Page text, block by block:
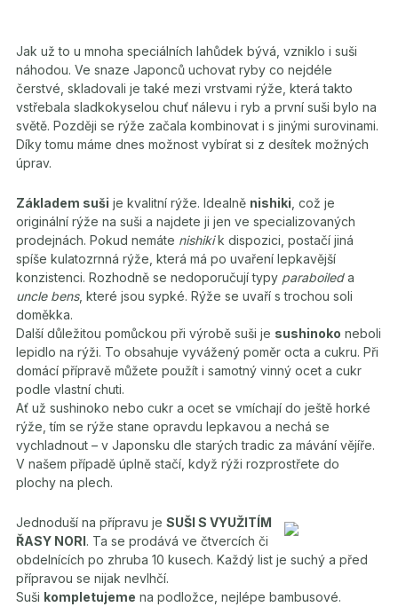
Jak už to u mnoha speciálních lahůdek bývá, vzniklo i suši
náhodou. Ve snaze Japonců uchovat ryby co nejdéle
čerstvé, skladovali je také mezi vrstvami rýže, která takto
vstřebala sladkokyselou chuť nálevu i ryb a první suši bylo na
světě. Později se rýže začala kombinovat i s jinými surovinami.
Díky tomu máme dnes možnost vybírat si z desítek možných
úprav.
Základem suši je kvalitní rýže. Idealně nishiki , což je
originální rýže na suši a najdete ji jen ve specializovaných
prodejnách. Pokud nemáte nishikik dispozici, postačí jiná
spíše kulatozrnná rýže, která má po uvaření lepkavější
konzistenci. Rozhodně se nedoporučují typy paraboileda
uncle bens, které jsou sypké. Rýže se uvaří s trochou soli
doměkka.
Další důležitou pomůckou při výrobě suši je sushinoko neboli
lepidlo na rýži. To obsahuje vyvážený poměr octa a cukru. Při
domácí přípravě můžete použít i samotný vinný ocet a cukr
podle vlastní chuti.
Ať už sushinoko nebo cukr a ocet se vmíchají do ještě horké
rýže, tím se rýže stane opravdu lepkavou a nechá se
vychladnout – v Japonsku dle starých tradic za mávání vějíře.
V našem případě úplně stačí, když rýži rozprostřete do
plochy na plech.
Jednoduší na přípravu je SUŠI S VYUŽITÍM
ŘASY NORI. Ta se prodává ve čtvercích či
obdelnících po zhruba 10 kusech. Každý list je suchý a před
přípravou se nijak nevlhčí.
Suši kompletujeme na podložce, nejlépe bambusové.